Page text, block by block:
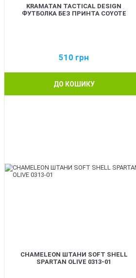
KRAMATAN TACTICAL DESIGN
ФУТБОЛКА БЕЗ ПРИНТА COYOTE
510 грн
ДО КОШИКУ
CHAMELEON ШТАНИ SOFT SHELL
SPARTAN OLIVE 0313-01